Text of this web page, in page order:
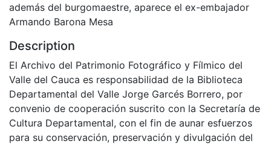
además del burgomaestre, aparece el ex-embajador
Armando Barona Mesa
Description
El Archivo del Patrimonio Fotográfico y Fílmico del
Valle del Cauca es responsabilidad de la Biblioteca
Departamental del Valle Jorge Garcés Borrero, por
convenio de cooperación suscrito con la Secretaría de
Cultura Departamental, con el fin de aunar esfuerzos
para su conservación, preservación y divulgación del